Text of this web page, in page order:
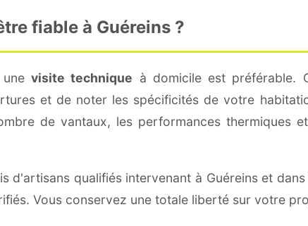
fiable à Guéreins ?
unevisite technique à domicile est préférable.
et de noter les spécificités de votre
de vantaux, les performances thermiques
d'artisans qualifiés intervenant à Guéreins et
Vous conservez une totale liberté sur votre